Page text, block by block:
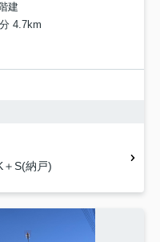
建
4.7km
S(納戸)